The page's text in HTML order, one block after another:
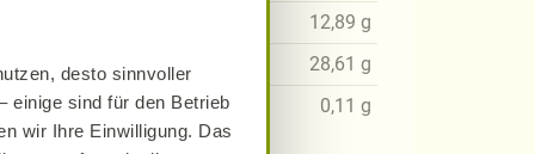
desto sinnvoller
einige sind für den Betrieb
wir Ihre Einwilligung. Das
g
12,89 g
28,61 g
0,11 g